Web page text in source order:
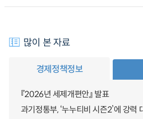
많이 본 자료
경제정책정보
『2026년 세제개편안』 발표
과기정통부, ‘누누티비 시즌2’에 강력